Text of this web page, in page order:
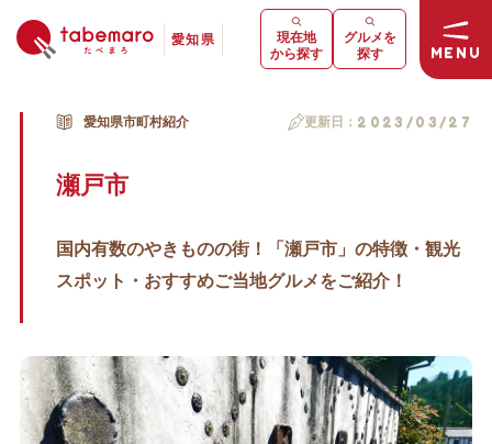
愛知県
MENU
現在地
から探す
グルメを
探す
愛知県市町村紹介 更新日： 2023/03/27
瀬戸市
国内有数のやきものの街！「瀬戸市」の特徴・観光
スポット・おすすめご当地グルメをご紹介！